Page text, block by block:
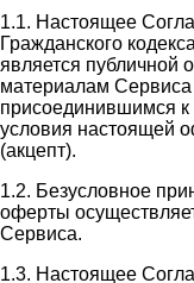
1.1. Настоящее
Гражданского
является публичной
материалам Сервиса
присоединившимся
условия настоящей
(акцепт).
1.2. Безусловное
оферты
Сервиса.
1.3. Настоящее